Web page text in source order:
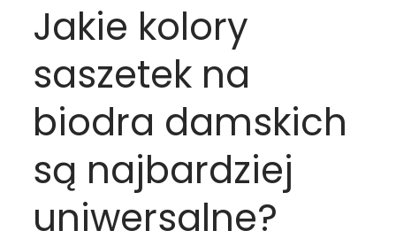
Jakie kolory
saszetek na
biodra damskich
są najbardziej
uniwersalne?